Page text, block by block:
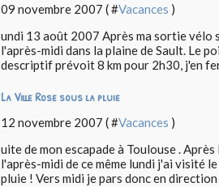
09 novembre 2007 ( #Vacances )
undi 13 août 2007 Après ma sortie vélo
l'après-midi dans la plaine de Sault. Le
descriptif prévoit 8 km pour 2h30, j'en
La Ville Rose sous la pluie
12 novembre 2007 ( #Vacances )
uite de mon escapade à Toulouse .
l'après-midi de ce même lundi j'ai visité
pluie ! Vers midi je pars donc en direction